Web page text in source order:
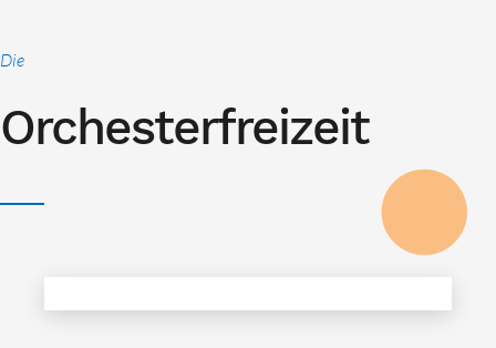
Die
Orchesterfreizeit